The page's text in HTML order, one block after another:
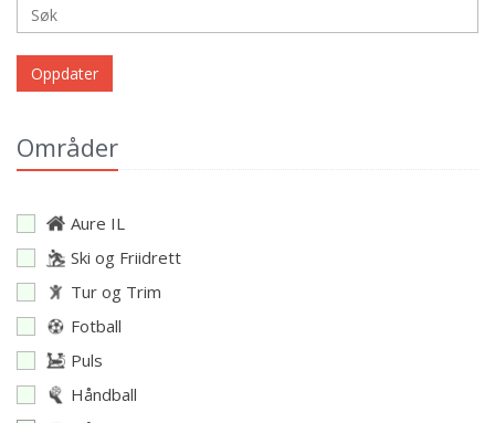
Oppdater
Områder
Aure IL
Ski og Friidrett
Tur og Trim
Fotball
Puls
Håndball